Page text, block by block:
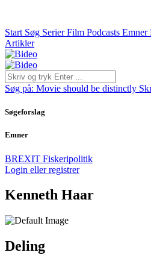
Start Søg Serier Film Podcasts Emner
Artikler
Søg på: Movie should be distinctly
Søgeforslag
Emner
BREXIT Fiskeripolitik
Login eller registrer
Kenneth Haar
Deling